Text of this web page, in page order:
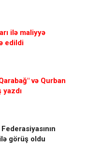
ilə maliyyə
edildi
və Qurban
yazdı
görüş oldu